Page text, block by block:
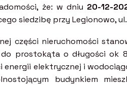
że: w dniu 20-12-
siedzibę przy Legionowo,
części nieruchomości
prostokąta o długości ok
energii elektrycznej i
budynkiem